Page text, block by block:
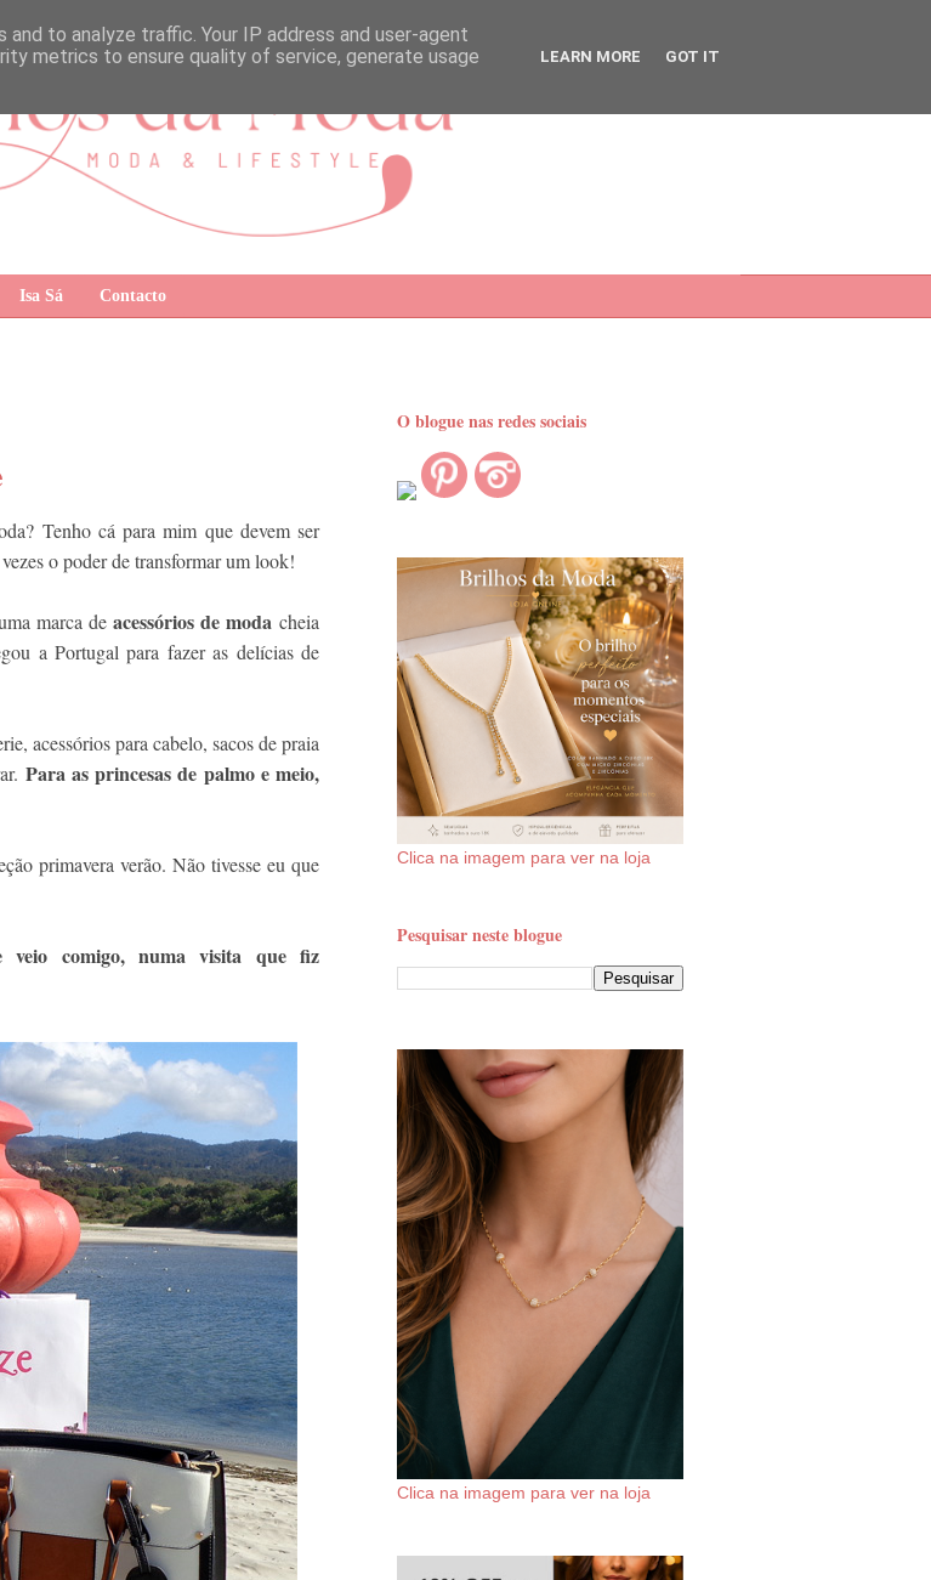
Isa Sá Contacto
Tenho cá para mim que devem ser
o poder de transformar um look!
marca deacessórios de modacheia
a Portugal para fazer as delícias de
acessórios para cabelo, sacos de praia
Para as princesas de palmo e meio,
primavera verão. Não tivesse eu que
veio comigo, numa visita que fiz
O blogue nas redes sociais
Clica na imagem para ver na loja
Pesquisar neste blogue
Clica na imagem para ver na loja
to analyze traffic. Your IP address and user-agent
metrics to ensure quality of service, generate usage
LEARN MORE GOT IT